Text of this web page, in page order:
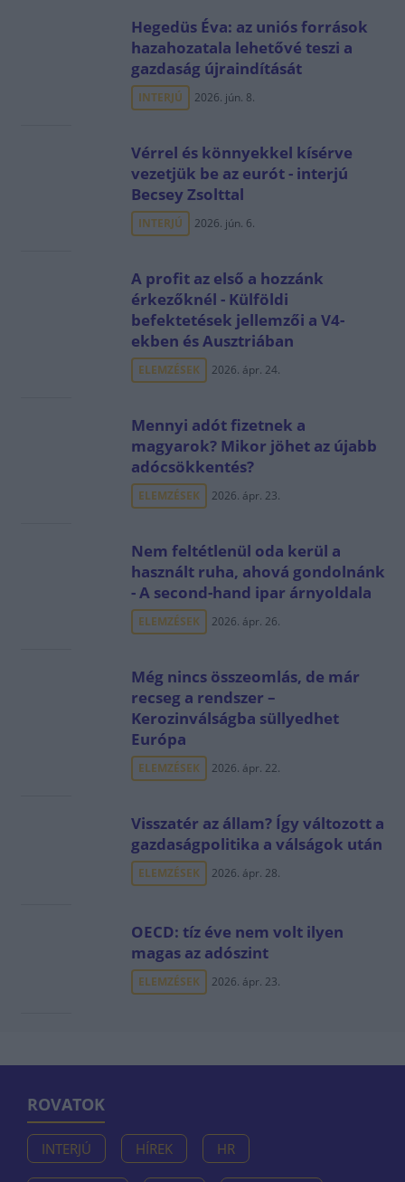
Hegedüs Éva: az uniós források
hazahozatala lehetővé teszi a
gazdaság újraindítását
INTERJÚ 2026. jún. 8.
Vérrel és könnyekkel kísérve
vezetjük be az eurót - interjú
Becsey Zsolttal
INTERJÚ 2026. jún. 6.
A profit az első a hozzánk
érkezőknél - Külföldi
befektetések jellemzői a V4-
ekben és Ausztriában
ELEMZÉSEK 2026. ápr. 24.
Mennyi adót fizetnek a
magyarok? Mikor jöhet az újabb
adócsökkentés?
ELEMZÉSEK 2026. ápr. 23.
Nem feltétlenül oda kerül a
használt ruha, ahová gondolnánk
- A second-hand ipar árnyoldala
ELEMZÉSEK 2026. ápr. 26.
Még nincs összeomlás, de már
recseg a rendszer –
Kerozinválságba süllyedhet
Európa
ELEMZÉSEK 2026. ápr. 22.
Visszatér az állam? Így változott a
gazdaságpolitika a válságok után
ELEMZÉSEK 2026. ápr. 28.
OECD: tíz éve nem volt ilyen
magas az adószint
ELEMZÉSEK 2026. ápr. 23.
ROVATOK
INTERJÚ HÍREK HR